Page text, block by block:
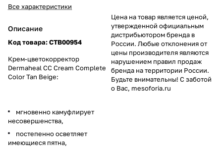
Все характеристики
Описание
Код товара:CTB00954
Крем-цветокорректор
Dermaheal CC Cream Complete
Color Tan Beige:
мгновенно камуфлирует
несовершенства,
постепенно осветляет
имеющиеся пятна,
Цена на товар является ценой,
утвержденной официальным
дистрибьютором бренда в
России. Любые отклонения от
цены производителя являются
нарушением правил продаж
бренда на территории России.
Будьте внимательны! С заботой
о Вас, mesoforia.ru